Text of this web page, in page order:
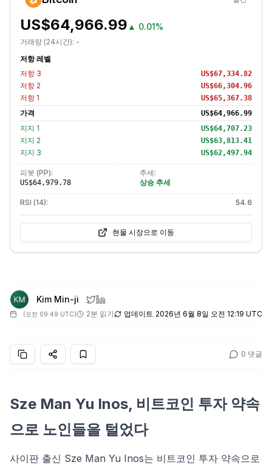
US$64,966.99 ▲ 0.01%
거래량 (24시간): -
저항 레벨
저항 3 US$67,334.82
저항 2 US$66,304.96
저항 1 US$65,367.38
가격 US$64,966.99
지지 1 US$64,707.23
지지 2 US$63,813.41
지지 3 US$62,497.94
피봇 (PP):
US$64,979.78
추세:
상승 추세
RSI (14): 54.6
현물 시장으로 이동
Kim Min-ji
(오전 09:49 UTC) 2분 읽기 업데이트 2026년 6월 8일 오전 12:19 UTC
0 댓글
Sze Man Yu Inos, 비트코인 투자 약속
으로 노인들을 털었다
사이판 출신 Sze Man Yu Inos는 비트코인 투자 약속으로